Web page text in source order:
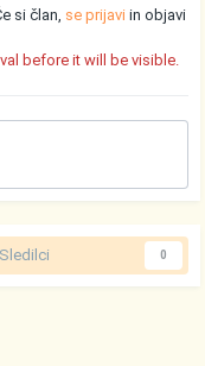
si član, se prijavi in objavi
before it will be visible.
Sledilci 0